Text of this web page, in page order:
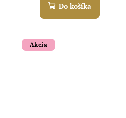
Do košíka
Akcia